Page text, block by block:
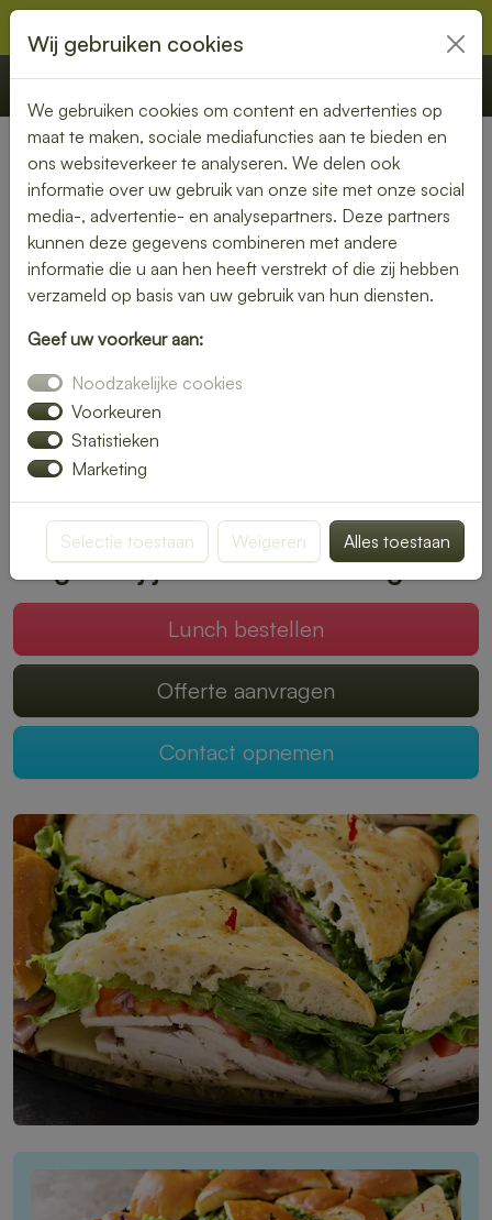
€ 0,00 Offerte Bestellen
Nederland» Vlierden
Smaakvolle lunch bezorgen in
Vlierden
lunch bezorgservice in Vlierden en geniet van heerlijke
gerechten die met liefde zijn bereid. Van knapperige
broodjes tot voedzame salades – wij bezorgen het
rechtstreeks bij jou thuis of op kantoor.
Met een gevarieerd menu is er altijd een lunch die bij jouw
genieten van een onbezorgde middagpauze.
Mogen wij jouw lunch verzorgen?
Lunch bestellen
Offerte aanvragen
Contact opnemen
Wij gebruiken cookies
We gebruiken cookies om content en advertenties op
maat te maken, sociale mediafuncties aan te bieden en
ons websiteverkeer te analyseren. We delen ook
informatie over uw gebruik van onze site met onze social
media-, advertentie- en analysepartners. Deze partners
kunnen deze gegevens combineren met andere
informatie die u aan hen heeft verstrekt of die zij hebben
verzameld op basis van uw gebruik van hun diensten.
Geef uw voorkeur aan:
Noodzakelijke cookies
Voorkeuren
Statistieken
Marketing
Selectie toestaan Weigeren Alles toestaan